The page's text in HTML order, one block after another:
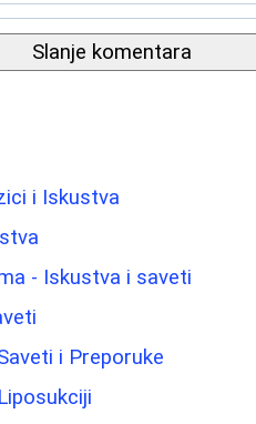
Slanje komentara
i Iskustva
- Iskustva i saveti
i Preporuke